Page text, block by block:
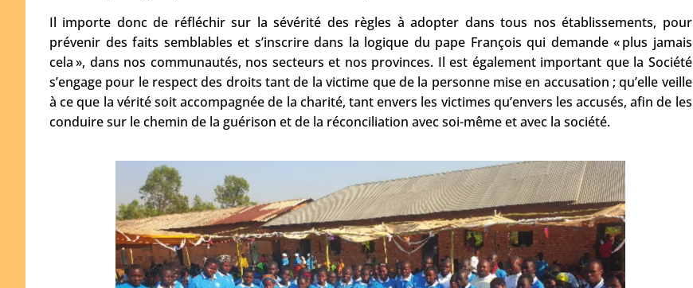
Il importe donc de réfléchir sur la sévérité des règles à adopter dans tous nos établissements, pour
prévenir des faits semblables et s’inscrire dans la logique du pape François qui demande « plus jamais
cela », dans nos communautés, nos secteurs et nos provinces. Il est également important que la Société
s’engage pour le respect des droits tant de la victime que de la personne mise en accusation ; qu’elle veille
à ce que la vérité soit accompagnée de la charité, tant envers les victimes qu’envers les accusés, afin de les
conduire sur le chemin de la guérison et de la réconciliation avec soi-même et avec la société.